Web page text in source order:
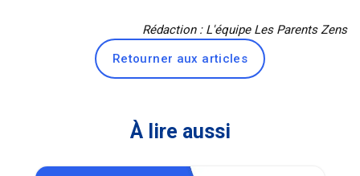
Rédaction : L'équipe Les Parents Zens
Retourner aux articles
À lire aussi